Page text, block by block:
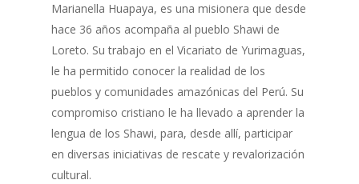
Marianella Huapaya, es una misionera que desde
hace 36 años acompaña al pueblo Shawi de
Loreto. Su trabajo en el Vicariato de Yurimaguas,
le ha permitido conocer la realidad de los
pueblos y comunidades amazónicas del Perú. Su
compromiso cristiano le ha llevado a aprender la
lengua de los Shawi, para, desde allí, participar
en diversas iniciativas de rescate y revalorización
cultural.